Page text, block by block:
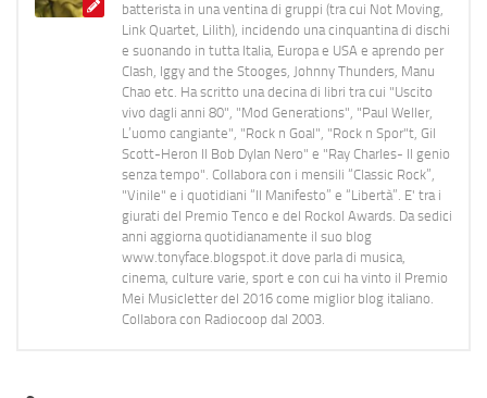
batterista in una ventina di gruppi (tra cui Not Moving,
Link Quartet, Lilith), incidendo una cinquantina di dischi
e suonando in tutta Italia, Europa e USA e aprendo per
Clash, Iggy and the Stooges, Johnny Thunders, Manu
Chao etc. Ha scritto una decina di libri tra cui "Uscito
vivo dagli anni 80", "Mod Generations", "Paul Weller,
L’uomo cangiante", "Rock n Goal", "Rock n Spor"t, Gil
Scott-Heron Il Bob Dylan Nero" e "Ray Charles- Il genio
senza tempo". Collabora con i mensili “Classic Rock”,
"Vinile" e i quotidiani “Il Manifesto” e “Libertà”. E' tra i
giurati del Premio Tenco e del Rockol Awards. Da sedici
anni aggiorna quotidianamente il suo blog
www.tonyface.blogspot.it dove parla di musica,
cinema, culture varie, sport e con cui ha vinto il Premio
Mei Musicletter del 2016 come miglior blog italiano.
Collabora con Radiocoop dal 2003.